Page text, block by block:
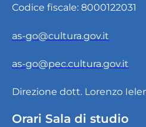
Codice fiscale: 8000122031
as-go@cultura.gov.it
as-go@pec.cultura.gov.it
Direzione dott. Lorenzo
Orari Sala di studio